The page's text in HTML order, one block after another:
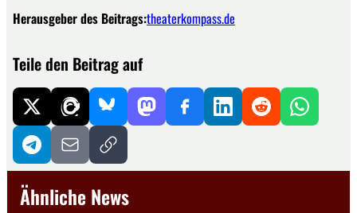
Herausgeber des Beitrags:theaterkompass.de
Teile den Beitrag auf
Ähnliche News